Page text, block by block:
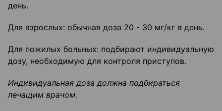
день.
Для взрослых: обычная доза 20 - 30 мг/кг в день.
Для пожилых больных: подбирают индивидуальную
дозу, необходимую для контроля приступов.
Индивидуальная доза должна подбираться
лечащим врачом.